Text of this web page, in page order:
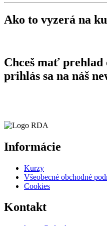
Ako to vyzerá na
Chceš mať prehlad
prihlás sa na náš
Informácie
Kurzy
Všeobecné obchodné
Cookies
Kontakt